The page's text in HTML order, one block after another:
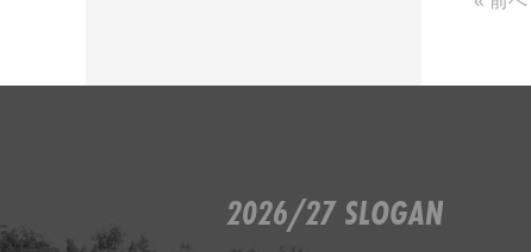
2026/27 SLOGAN